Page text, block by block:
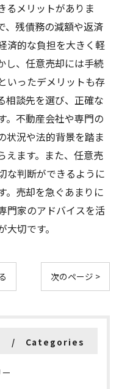
るメリットがありま
、残債務の減額や返済
済的な負担を大きく軽
し、任意売却には手続
いったデメリットも存
相談先を選び、正確な
。不動産会社や専門の
状況や法的背景を踏ま
えます。また、任意売
な判断ができるように
。売却を急ぐあまりに
門家のアドバイスを活
切です。
次のページ >
Categories